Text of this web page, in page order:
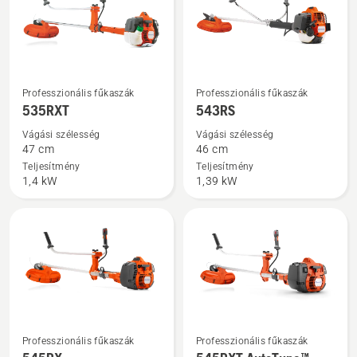
További
részletek
a(z)
535RXT
termékről
Professzionális fűkaszák
535RXT
Vágási szélesség
47 cm
Teljesítmény
1,4 kW
További
részletek
a(z)
543RS
termékről
Professzionális fűkaszák
543RS
Vágási szélesség
46 cm
Teljesítmény
1,39 kW
További
Professzionális fűkaszák
További
Professzionális fűkaszák